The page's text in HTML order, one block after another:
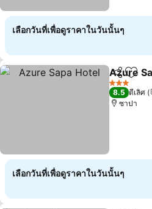
เลือกวันที่เพื่อดูราคาในวันนั้นๆ
แชร์ เพิ่ม
Azure
3 ดาว
8.5 ดีเลิศ
ซาปา
เลือกวันที่เพื่อดูราคาในวันนั้นๆ